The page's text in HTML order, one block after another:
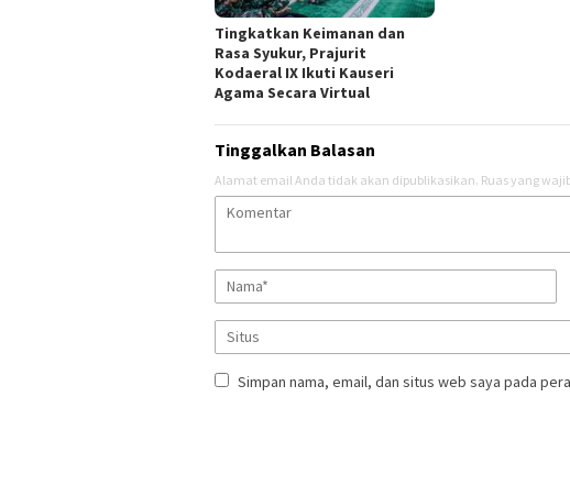
Tingkatkan Keimanan dan
Rasa Syukur, Prajurit
Kodaeral IX Ikuti Kauseri
Agama Secara Virtual
Tinggalkan Balasan
Alamat email Anda tidak akan dipublikasikan. Ruas yang
Simpan nama, email, dan situs web saya pada